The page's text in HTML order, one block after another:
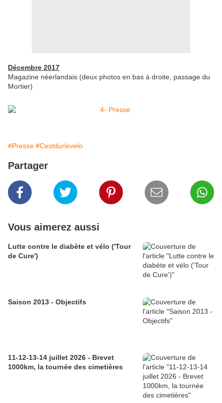
Décembre 2017
Magazine néerlandais (deux photos en bas à droite, passage du
Mortier)
#Presse #Cestdurlevelo
Partager
Vous aimerez aussi
Lutte contre le diabète et vélo ('Tour
de Cure')
Saison 2013 - Objectifs
11-12-13-14 juillet 2026 - Brevet
1000km, la tournée des cimetières